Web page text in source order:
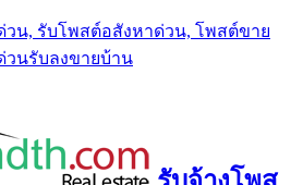
น, รับโพสต์อสังหาด่วน, โพสต์ขาย
วนรับลงขายบ้าน